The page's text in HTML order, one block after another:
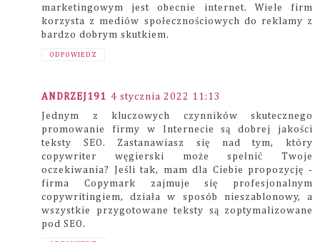
marketingowym jest obecnie internet. Wiele firm
korzysta z mediów społecznościowych do reklamy z
bardzo dobrym skutkiem.
ODPOWIEDZ
ANDRZEJ191 4 stycznia 2022 11:13
Jednym z kluczowych czynników skutecznego
promowanie firmy w Internecie są dobrej jakości
teksty SEO. Zastanawiasz się nad tym, który
copywriter węgierski może spełnić Twoje
oczekiwania? Jeśli tak, mam dla Ciebie propozycję -
firma Copymark zajmuje się profesjonalnym
copywritingiem, działa w sposób nieszablonowy, a
wszystkie przygotowane teksty są zoptymalizowane
pod SEO.